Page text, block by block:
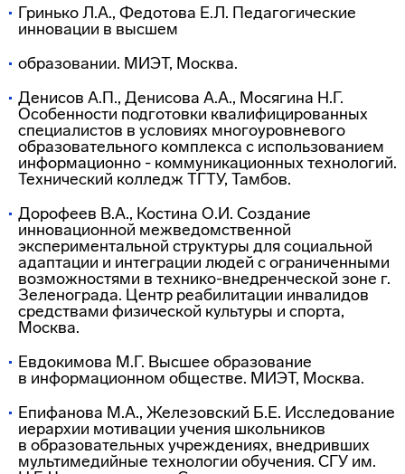
Гринько Л.А., Федотова Е.Л. Педагогические
инновации в высшем
образовании. МИЭТ, Москва.
Денисов А.П., Денисова А.А., Мосягина Н.Г.
Особенности подготовки квалифицированных
специалистов в условиях многоуровневого
образовательного комплекса с использованием
информационно - коммуникационных технологий.
Технический колледж ТГТУ, Тамбов.
Дорофеев В.А., Костина О.И. Создание
инновационной межведомственной
экспериментальной структуры для социальной
адаптации и интеграции людей с ограниченными
возможностями в технико-внедренческой зоне г.
Зеленограда. Центр реабилитации инвалидов
средствами физической культуры и спорта,
Москва.
Евдокимова М.Г. Высшее образование
в информационном обществе. МИЭТ, Москва.
Епифанова М.А., Железовский Б.Е. Исследование
иерархии мотивации учения школьников
в образовательных учреждениях, внедривших
мультимедийные технологии обучения. СГУ им.